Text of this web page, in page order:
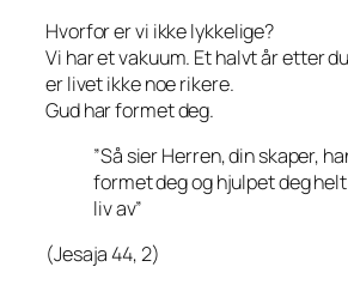
Hvorfor er vi ikke lykkelige?
Vi har et vakuum. Et halvt år etter
er livet ikke noe rikere.
Gud har formet deg.
”Så sier Herren, din skaper,
formet deg og hjulpet deg
liv av”
(Jesaja 44, 2)